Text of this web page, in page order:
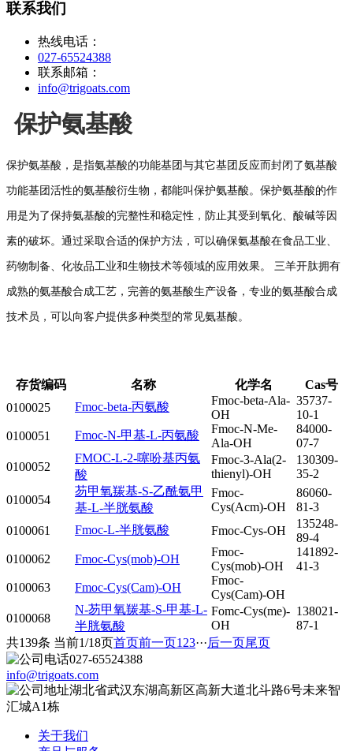
联系我们
热线电话：
027-65524388
联系邮箱：
info@trigoats.com
保护氨基酸
保护氨基酸，是指氨基酸的功能基团与其它基团反应而封闭了氨基酸
功能基团活性的氨基酸衍生物，都能叫保护氨基酸。保护氨基酸的作
用是为了保持氨基酸的完整性和稳定性，防止其受到氧化、酸碱等因
素的破坏。通过采取合适的保护方法，可以确保氨基酸在食品工业、
药物制备、化妆品工业和生物技术等领域的应用效果。 三羊开肽拥有
成熟的氨基酸合成工艺，完善的氨基酸生产设备，专业的氨基酸合成
技术员，可以向客户提供多种类型的常见氨基酸。
存货编码 名称 化学名
Cas号
0100025
Fmoc-beta-丙氨酸
Fmoc-beta-Ala-
OH
35737-
10-1
0100051
Fmoc-N-甲基-L-丙氨酸
Fmoc-N-Me-
Ala-OH
84000-
07-7
0100052
FMOC-L-2-噻吩基丙氨
酸
Fmoc-3-Ala(2-
thienyl)-OH
130309-
35-2
0100054
芴甲氧羰基-S-乙酰氨甲
基-L-半胱氨酸
Fmoc-
Cys(Acm)-OH
86060-
81-3
0100061
Fmoc-L-半胱氨酸 Fmoc-Cys-OH
135248-
89-4
0100062
Fmoc-Cys(mob)-OH
Fmoc-
Cys(mob)-OH
141892-
41-3
0100063
Fmoc-Cys(Cam)-OH
Fmoc-
Cys(Cam)-OH
0100068
N-芴甲氧羰基-S-甲基-L-
半胱氨酸
Fomc-Cys(me)-
OH
138021-
87-1
共139条 当前1/18页首页前一页1 23···后一页尾页
027-65524388
info@trigoats.com
湖北省武汉东湖高新区高新大道北斗路6号未来智
汇城A1栋
关于我们